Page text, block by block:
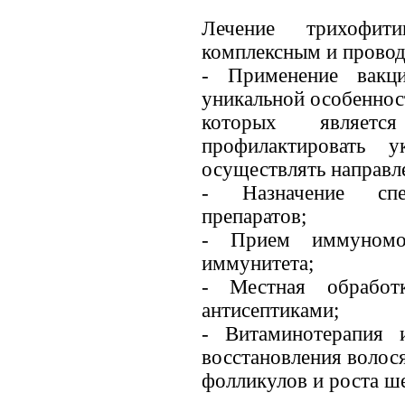
Лечение
комплексным и
- Применение
уникальной
которых
профилактировать
осуществлять
- Назначение
препаратов;
- Прием
иммунитета;
- Местная
антисептиками;
- Витаминотерапия
восстановления
фолликулов и роста